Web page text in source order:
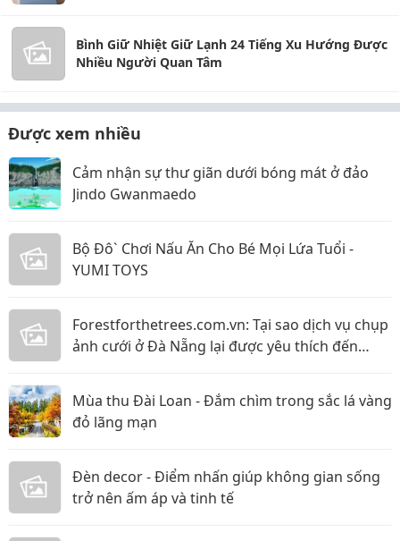
Bình Giữ Nhiệt Giữ Lạnh 24 Tiếng Xu Hướng Được
Nhiều Người Quan Tâm
Được xem nhiều
Cảm nhận sự thư giãn dưới bóng mát ở đảo
Jindo Gwanmaedo
Bộ Đô` Chơi Nấu Ăn Cho Bé Mọi Lứa Tuổi -
YUMI TOYS
Forestforthetrees.com.vn: Tại sao dịch vụ chụp
ảnh cưới ở Đà Nẵng lại được yêu thích đến
Mùa thu Đài Loan - Đắm chìm trong sắc lá vàng
đỏ lãng mạn
Đèn decor - Điểm nhấn giúp không gian sống
trở nên ấm áp và tinh tế